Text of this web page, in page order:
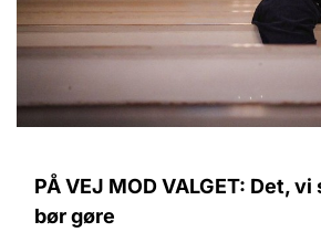
PÅ VEJ MOD VALGET: Det, vi
bør gøre